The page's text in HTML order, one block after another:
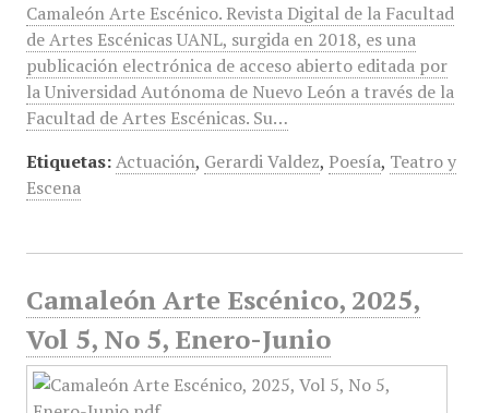
Camaleón Arte Escénico. Revista Digital de la Facultad
de Artes Escénicas UANL, surgida en 2018, es una
publicación electrónica de acceso abierto editada por
la Universidad Autónoma de Nuevo León a través de la
Facultad de Artes Escénicas. Su…
Etiquetas: Actuación, Gerardi Valdez, Poesía, Teatro y
Escena
Camaleón Arte Escénico, 2025,
Vol 5, No 5, Enero-Junio